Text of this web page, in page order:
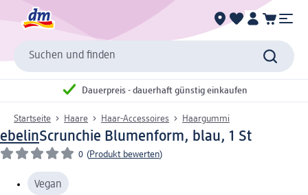
Suchen und finden
Dauerpreis - dauerhaft günstig einkaufen
Startseite Haare Haar-Accessoires Haargummi
ebelinScrunchie Blumenform, blau, 1 St
0 (Produkt bewerten)
Vegan